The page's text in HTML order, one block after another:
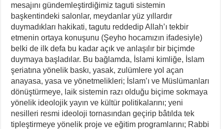
mesajını gündemleştirdiğimiz taguti sistemin
başkentindeki salonlar, meydanlar yüz yıllardır
duymadıkları hakikati, tagutu reddedip Allah’ı tekbir
etmenin ortaya konuşunu (Şeyho hocamızın ifadesiyle)
belki de ilk defa bu kadar açık ve anlaşılır bir biçimde
duymaya başladılar. Bu bağlamda, İslami kimliğe, İslam
şeriatına yönelik baskı, yasak, zulümlere yol açan
anayasa, yasa ve yönetmelikleri; İslam’ı ve Müslümanları
dönüştürmeye, laik sistemin razı olduğu biçime sokmaya
yönelik ideolojik yayın ve kültür politikalarını; yeni
nesilleri resmi ideoloji tornasından geçirip bâtılda tek
tipleştirmeye yönelik proje ve eğitim programlarını; Rabbi